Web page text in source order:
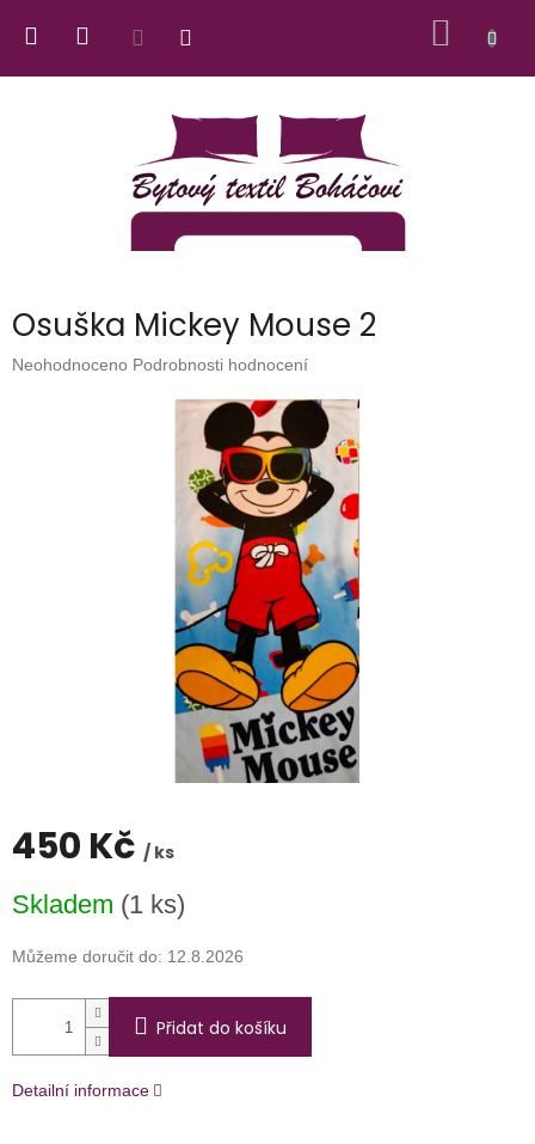
Osuška Mickey Mouse 2
Průměrné
Neohodnoceno Podrobnosti hodnocení
450 Kč / ks
cena:
Skladem (1 ks)
Můžeme doručit do: 12.8.2026
Přidat do košíku
Detailní informace